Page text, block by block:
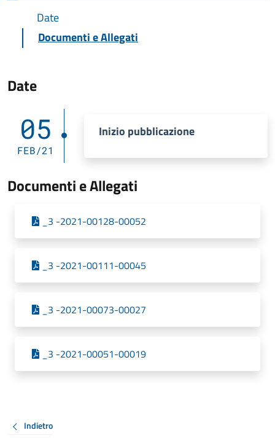
Date
Documenti e Allegati
Date
05
FEB/21
Inizio pubblicazione
Documenti e Allegati
_3 -2021-00128-00052
_3 -2021-00111-00045
_3 -2021-00073-00027
_3 -2021-00051-00019
Indietro